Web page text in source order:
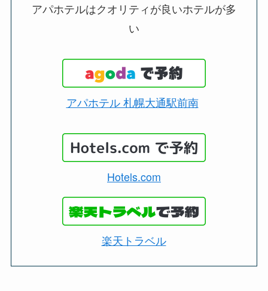
アパホテルはクオリティが良いホテルが多
い
アパホテル 札幌大通駅前南
Hotels.com
楽天トラベル